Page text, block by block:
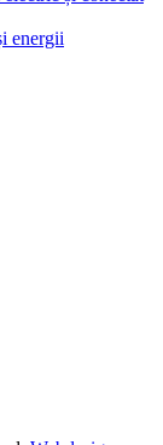
energii